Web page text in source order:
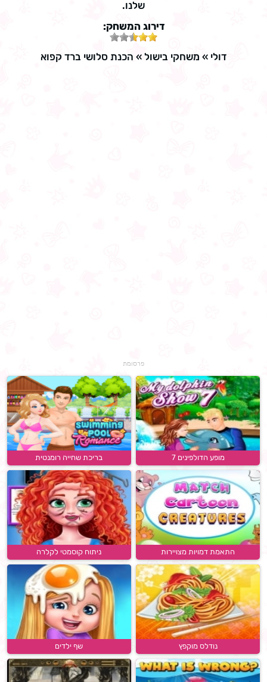
שלנו.
דירוג המשחק:
דולי » משחקי בישול » הכנת סלושי ברד קפוא
פרסומת
מופע הדולפינים 7 בריכת שחייה רומנטית
התאמת דמויות מצויירות ניתוח קוסמטי לקלרה
נודלס מוקפץ שף ילדים